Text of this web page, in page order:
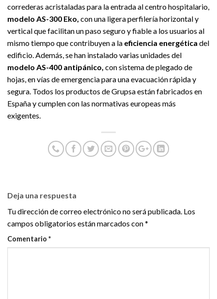
correderas acristaladas para la entrada al centro hospitalario,
modelo AS-300 Eko, con una ligera perfilería horizontal y
vertical que facilitan un paso seguro y fiable a los usuarios al
mismo tiempo que contribuyen a la eficiencia energética del
edificio. Además, se han instalado varias unidades del
modelo AS-400 antipánico, con sistema de plegado de
hojas, en vías de emergencia para una evacuación rápida y
segura. Todos los productos de Grupsa están fabricados en
España y cumplen con las normativas europeas más
exigentes.
Deja una respuesta
Tu dirección de correo electrónico no será publicada. Los
campos obligatorios están marcados con*
Comentario *